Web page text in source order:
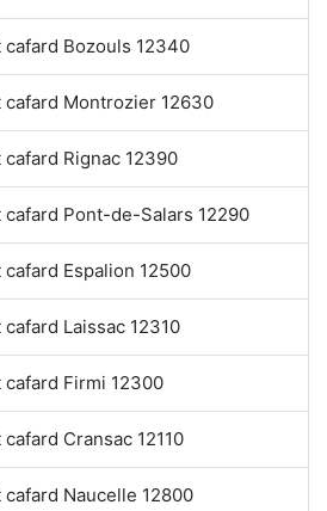
Bozouls 12340
Montrozier 12630
Rignac 12390
Pont-de-Salars 12290
Espalion 12500
Laissac 12310
Firmi 12300
Cransac 12110
Naucelle 12800